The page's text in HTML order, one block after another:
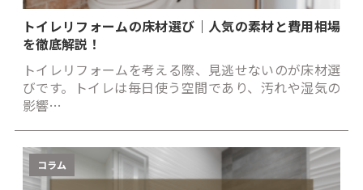
トイレリフォームの床材選び｜人気の素材と費用相場
を徹底解説！
トイレリフォームを考える際、見逃せないのが床材選
びです。トイレは毎日使う空間であり、汚れや湿気の
影響…
コラム